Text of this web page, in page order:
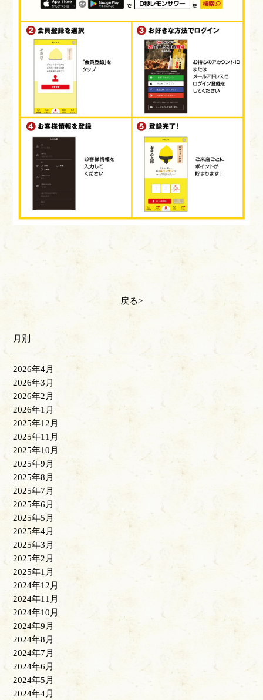
戻る
月別
2026年4月
2026年3月
2026年2月
2026年1月
2025年12月
2025年11月
2025年10月
2025年9月
2025年8月
2025年7月
2025年6月
2025年5月
2025年4月
2025年3月
2025年2月
2025年1月
2024年12月
2024年11月
2024年10月
2024年9月
2024年8月
2024年7月
2024年6月
2024年5月
2024年4月